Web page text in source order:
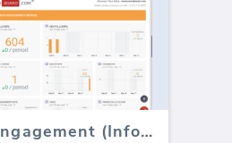
Instagram Engagement (Informe)